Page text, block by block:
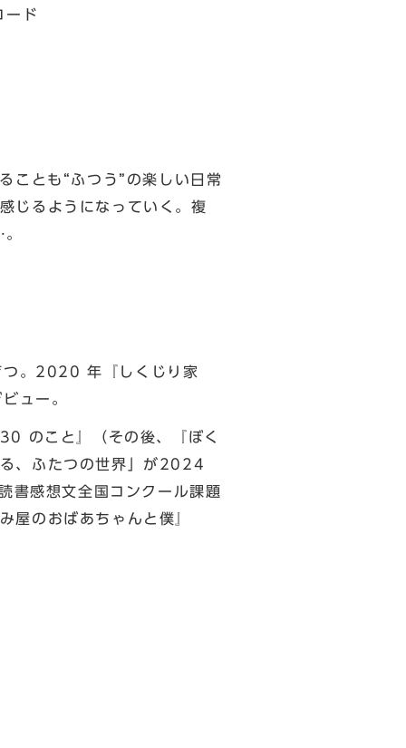
ード
ことも“ふつう”の楽しい日常
じるようになっていく。複
つ。2020 年『しくじり家
ュー。
のこと』（その後、『ぼく
、ふたつの世界」が2024
書感想文全国コンクール課題
屋のおばあちゃんと僕』